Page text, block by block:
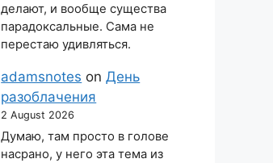
делают, и вообще существа
парадоксальные. Сама не
перестаю удивляться.
adamsnotes onДень
разоблачения
2 August 2026
Думаю, там просто в голове
насрано, у него эта тема из